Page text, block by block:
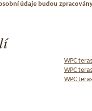
údaje budou
WPC
WPC
WPC